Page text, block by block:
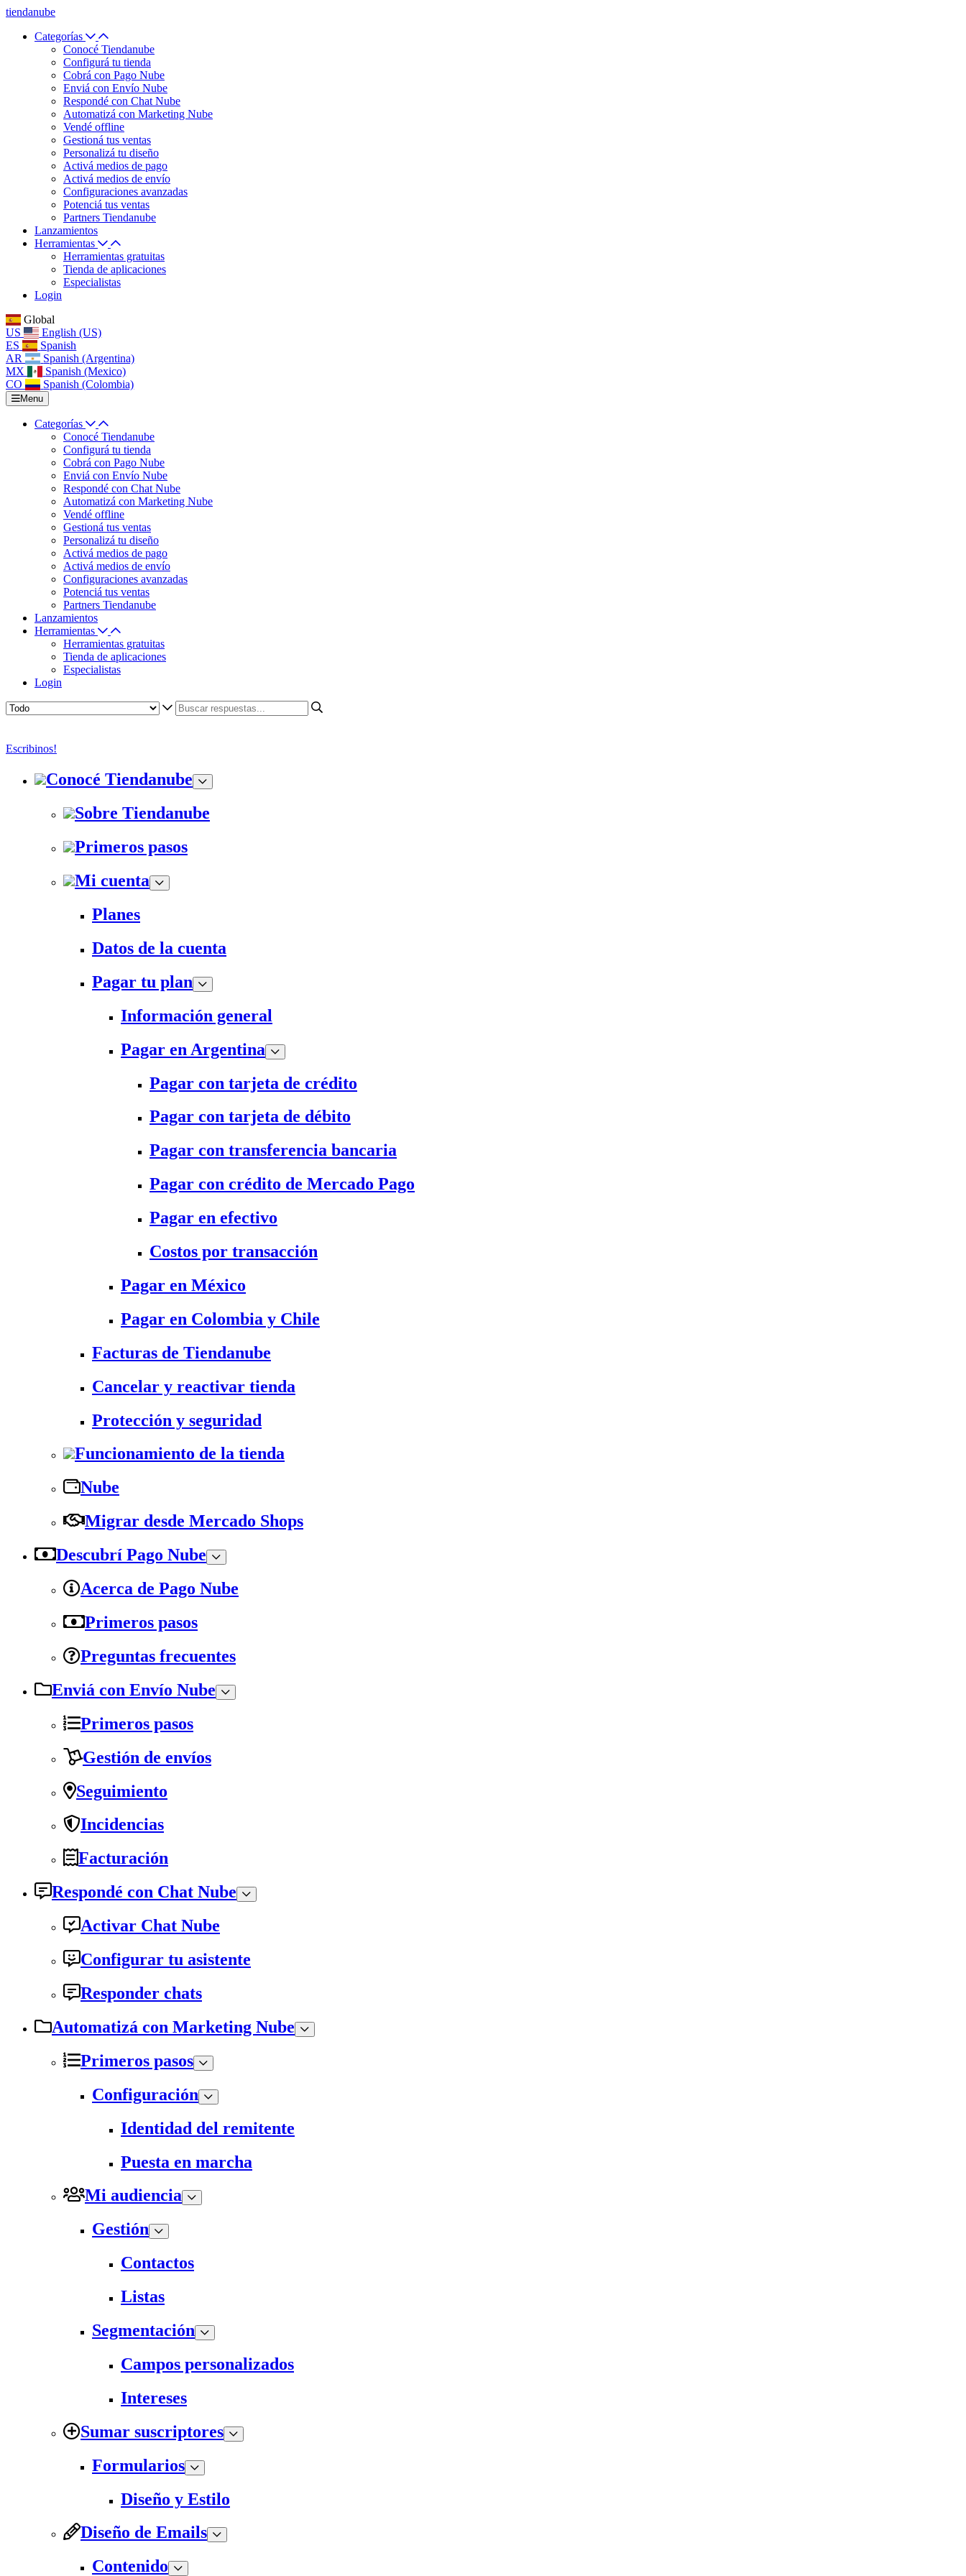
tiendanube
Categorías
Conocé Tiendanube
Configurá tu tienda
Cobrá con Pago Nube
Enviá con Envío Nube
Respondé con Chat Nube
Automatizá con Marketing Nube
Vendé offline
Gestioná tus ventas
Personalizá tu diseño
Activá medios de pago
Activá medios de envío
Configuraciones avanzadas
Potenciá tus ventas
Partners Tiendanube
Lanzamientos
Herramientas
Herramientas gratuitas
Tienda de aplicaciones
Especialistas
Login
Global
US
English (US)
ES
Spanish
AR
Spanish (Argentina)
MX
Spanish (Mexico)
CO
Spanish (Colombia)
Menu
Categorías
Conocé Tiendanube
Configurá tu tienda
Cobrá con Pago Nube
Enviá con Envío Nube
Respondé con Chat Nube
Automatizá con Marketing Nube
Vendé offline
Gestioná tus ventas
Personalizá tu diseño
Activá medios de pago
Activá medios de envío
Configuraciones avanzadas
Potenciá tus ventas
Partners Tiendanube
Lanzamientos
Herramientas
Herramientas gratuitas
Tienda de aplicaciones
Especialistas
Login
Escribinos!
Conocé Tiendanube
Sobre Tiendanube
Primeros pasos
Mi cuenta
Planes
Datos de la cuenta
Pagar tu plan
Información general
Pagar en Argentina
Pagar con tarjeta de crédito
Pagar con tarjeta de débito
Pagar con transferencia bancaria
Pagar con crédito de Mercado Pago
Pagar en efectivo
Costos por transacción
Pagar en México
Pagar en Colombia y Chile
Facturas de Tiendanube
Cancelar y reactivar tienda
Protección y seguridad
Funcionamiento de la tienda
Nube
Migrar desde Mercado Shops
Descubrí Pago Nube
Acerca de Pago Nube
Primeros pasos
Preguntas frecuentes
Enviá con Envío Nube
Primeros pasos
Gestión de envíos
Seguimiento
Incidencias
Facturación
Respondé con Chat Nube
Activar Chat Nube
Configurar tu asistente
Responder chats
Automatizá con Marketing Nube
Primeros pasos
Configuración
Identidad del remitente
Puesta en marcha
Mi audiencia
Gestión
Contactos
Listas
Segmentación
Campos personalizados
Intereses
Sumar suscriptores
Formularios
Diseño y Estilo
Diseño de Emails
Contenido